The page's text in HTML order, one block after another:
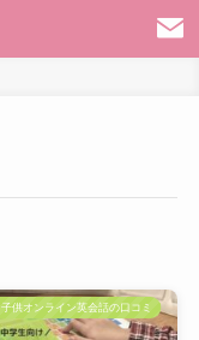
子供オンライン英会話の口コミ